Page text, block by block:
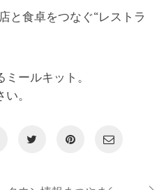
と食卓をつなぐ“レストラ
ールキット。
。